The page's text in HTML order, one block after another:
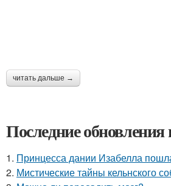
читать дальше →
Последние обновления
1. Принцесса дании Изабелла
2. Мистические тайны кельнского